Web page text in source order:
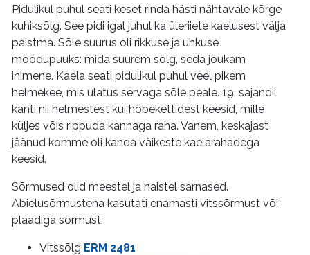
Pidulikul puhul seati keset rinda hästi nähtavale kõrge
kuhiksõlg. See pidi igal juhul ka üleriiete kaelusest välja
paistma. Sõle suurus oli rikkuse ja uhkuse
mõõdupuuks: mida suurem sõlg, seda jõukam
inimene. Kaela seati pidulikul puhul veel pikem
helmekee, mis ulatus servaga sõle peale. 19. sajandil
kanti nii helmestest kui hõbekettidest keesid, mille
küljes võis rippuda kannaga raha. Vanem, keskajast
jäänud komme oli kanda väikeste kaelarahadega
keesid.
Sõrmused olid meestel ja naistel sarnased.
Abielusõrmustena kasutati enamasti vitssõrmust või
plaadiga sõrmust.
Vitssõlg ERM 2481